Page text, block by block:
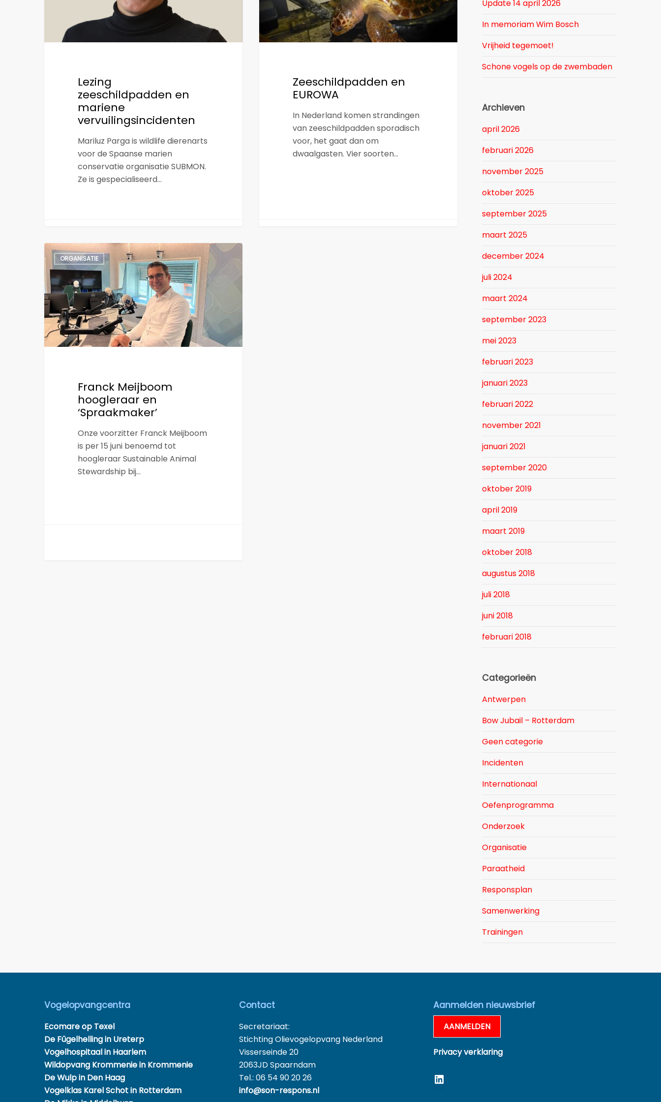
Lezing
zeeschildpadden en
mariene
vervuilingsincidenten
Mariluz Parga is wildlife dierenarts
voor de Spaanse marien
conservatie organisatie SUBMON.
Ze is gespecialiseerd…
Zeeschildpadden en
EUROWA
In Nederland komen strandingen
van zeeschildpadden sporadisch
voor, het gaat dan om
dwaalgasten. Vier soorten…
Franck
Meijboom
hoogleraar
en
‘Spraakmaker’
ORGANISATIE
Franck Meijboom
hoogleraar en
‘Spraakmaker’
Onze voorzitter Franck Meijboom
is per 15 juni benoemd tot
hoogleraar Sustainable Animal
Stewardship bij…
Update 14 april 2026
In memoriam Wim Bosch
Vrijheid tegemoet!
Schone vogels op de zwembaden
Archieven
april 2026
februari 2026
november 2025
oktober 2025
september 2025
maart 2025
december 2024
juli 2024
maart 2024
september 2023
mei 2023
februari 2023
januari 2023
februari 2022
november 2021
januari 2021
september 2020
oktober 2019
april 2019
maart 2019
oktober 2018
augustus 2018
juli 2018
juni 2018
februari 2018
Categorieën
Antwerpen
Bow Jubail – Rotterdam
Geen categorie
Incidenten
Internationaal
Oefenprogramma
Onderzoek
Organisatie
Paraatheid
Responsplan
Samenwerking
Trainingen
Vogelopvangcentra
Ecomare op Texel
De Fûgelhelling in Ureterp
Vogelhospitaal in Haarlem
Wildopvang Krommenie in Krommenie
De Wulp in Den Haag
Vogelklas Karel Schot in Rotterdam
Contact
Secretariaat:
Stichting Olievogelopvang Nederland
Visserseinde 20
2063JD Spaarndam
Tel.: 06 54 90 20 26
info@son-respons.nl
Aanmelden nieuwsbrief
AANMELDEN
Privacy verklaring
LinkedIn